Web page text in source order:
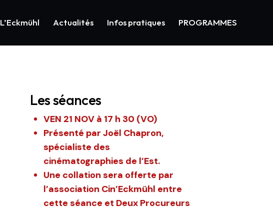
L’Eckmühl Actualités Infos pratiques PROGRAMMES
Les séances
VEN 21 NOV à 17 h 30 (VO)
Présenté par Joël Chapron,
spécialiste des
cinématographies de l’Est.
Une collation sera offerte par
l’association Cin’Eckmühl entre
cette séance et Deux Procureurs